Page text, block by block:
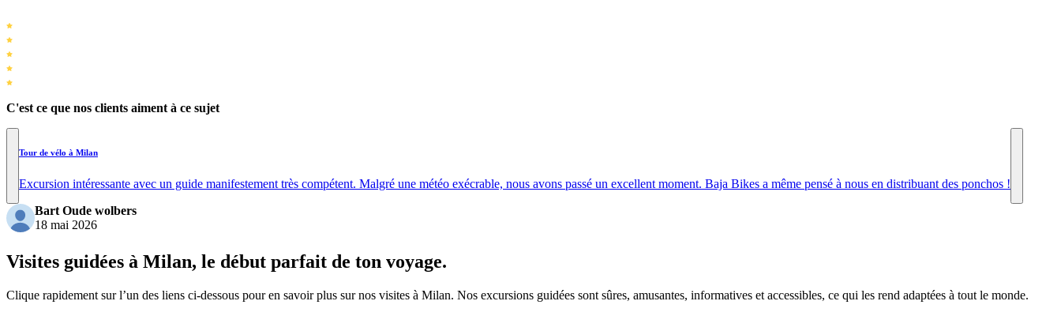
C'est ce que nos clients aiment à ce sujet
Tour de vélo à Milan
Excursion intéressante avec un guide manifestement très compétent. Malgré une météo exécrable, nous avons passé un excellent moment. Baja Bikes a même pensé à nous en distribuant des ponchos !
Bart Oude wolbers
18 mai 2026
Visites guidées à Milan, le début parfait de ton voyage.
Clique rapidement sur l’un des liens ci-dessous pour en savoir plus sur nos visites à Milan. Nos excursions guidées sont sûres, amusantes, informatives et accessibles, ce qui les rend adaptées à tout le monde.